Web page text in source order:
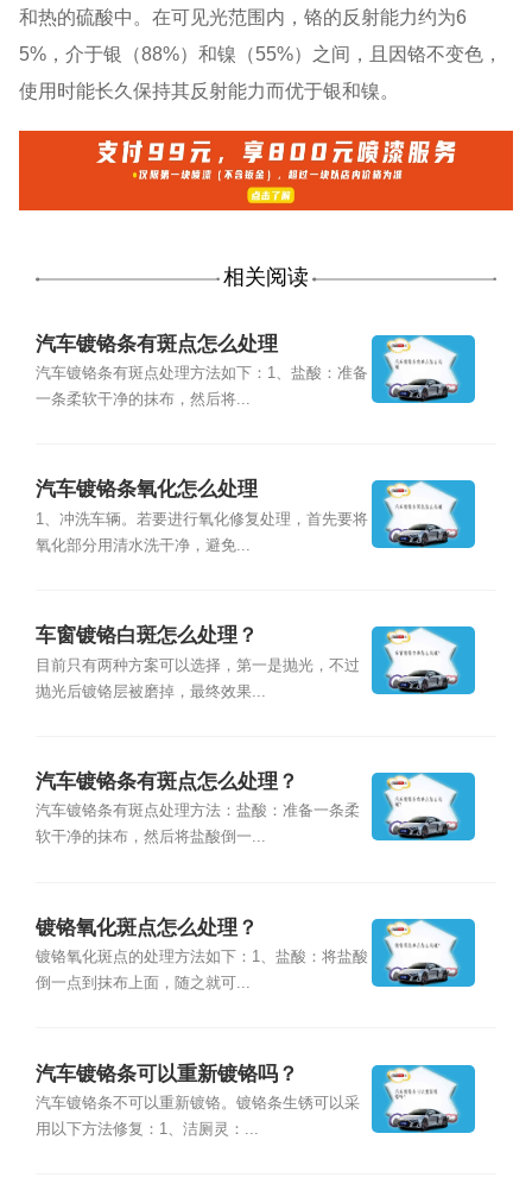
和热的硫酸中。在可见光范围内，铬的反射能力约为6
5%，介于银（88%）和镍（55%）之间，且因铬不变色，
使用时能长久保持其反射能力而优于银和镍。
相关阅读
汽车镀铬条有斑点怎么处理
汽车镀铬条有斑点处理方法如下：1、盐酸：准备
一条柔软干净的抹布，然后将...
汽车镀铬条氧化怎么处理
1、冲洗车辆。若要进行氧化修复处理，首先要将
氧化部分用清水洗干净，避免...
车窗镀铬白斑怎么处理？
目前只有两种方案可以选择，第一是抛光，不过
抛光后镀铬层被磨掉，最终效果...
汽车镀铬条有斑点怎么处理？
汽车镀铬条有斑点处理方法：盐酸：准备一条柔
软干净的抹布，然后将盐酸倒一...
镀铬氧化斑点怎么处理？
镀铬氧化斑点的处理方法如下：1、盐酸：将盐酸
倒一点到抹布上面，随之就可...
汽车镀铬条可以重新镀铬吗？
汽车镀铬条不可以重新镀铬。镀铬条生锈可以采
用以下方法修复：1、洁厕灵：...